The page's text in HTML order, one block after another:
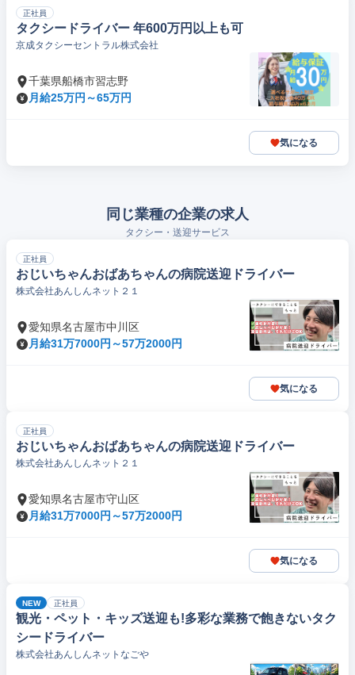
正社員
タクシードライバー 年600万円以上も可
京成タクシーセントラル株式会社
千葉県船橋市習志野
月給25万円～65万円
気になる
同じ業種の企業の求人
タクシー・送迎サービス
正社員
おじいちゃんおばあちゃんの病院送迎ドライバー
株式会社あんしんネット２１
愛知県名古屋市中川区
月給31万7000円～57万2000円
気になる
正社員
おじいちゃんおばあちゃんの病院送迎ドライバー
株式会社あんしんネット２１
愛知県名古屋市守山区
月給31万7000円～57万2000円
気になる
NEW 正社員
観光・ペット・キッズ送迎も!多彩な業務で飽きないタク
シードライバー
株式会社あんしんネットなごや